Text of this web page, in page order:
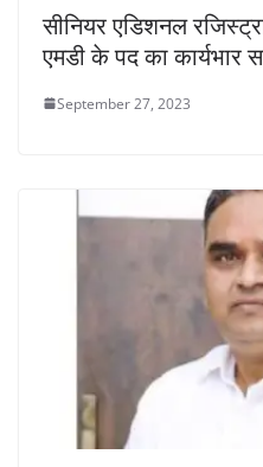
सीनियर एडिशनल
एमडी के पद का कार्यभार
September 27, 2023